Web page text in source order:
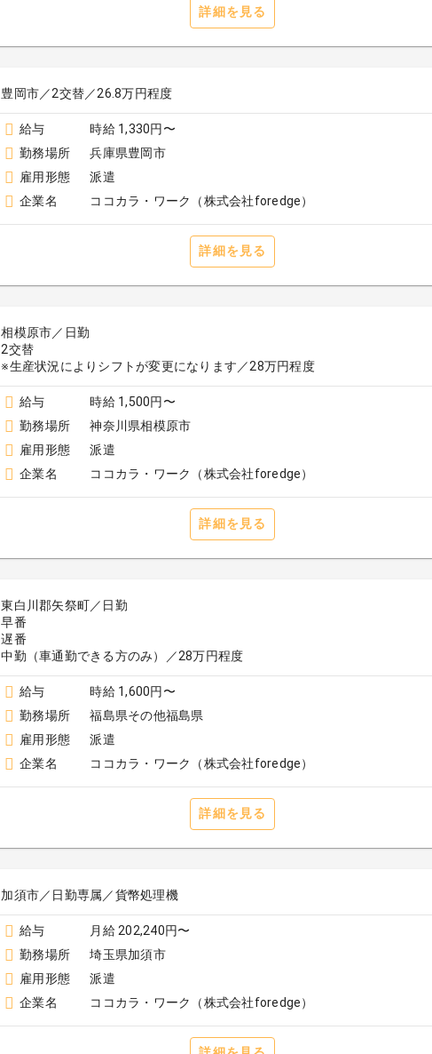
詳細を見る
豊岡市／2交替／26.8万円程度
給与
時給 1,330円〜
勤務場所
兵庫県豊岡市
雇用形態
派遣
企業名
ココカラ・ワーク（株式会社foredge）
詳細を見る
相模原市／日勤
2交替
※生産状況によりシフトが変更になります／28万円程度
給与
時給 1,500円〜
勤務場所
神奈川県相模原市
雇用形態
派遣
企業名
ココカラ・ワーク（株式会社foredge）
詳細を見る
東⽩川郡⽮祭町／日勤
早番
遅番
中勤（車通勤できる方のみ）／28万円程度
給与
時給 1,600円〜
勤務場所
福島県その他福島県
雇用形態
派遣
企業名
ココカラ・ワーク（株式会社foredge）
詳細を見る
加須市／日勤専属／貨幣処理機
給与
月給 202,240円〜
勤務場所
埼玉県加須市
雇用形態
派遣
企業名
ココカラ・ワーク（株式会社foredge）